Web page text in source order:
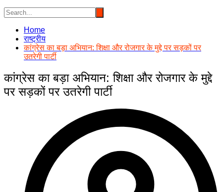
Home
राष्ट्रीय
कांग्रेस का बड़ा अभियान: शिक्षा और रोजगार के मुद्दे पर सड़कों पर
उतरेगी पार्टी
कांग्रेस का बड़ा अभियान: शिक्षा और रोजगार के मुद्दे
पर सड़कों पर उतरेगी पार्टी